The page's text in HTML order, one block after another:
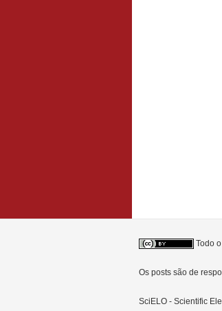
Todo
Os posts são de
SciELO - Scientific